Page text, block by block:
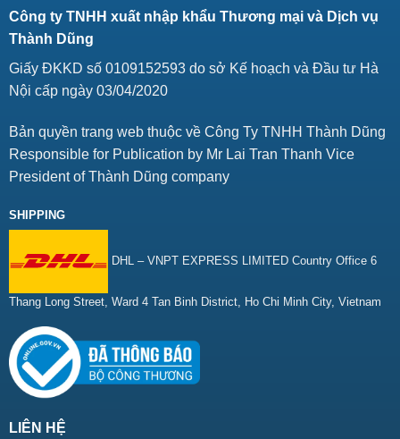
Công ty TNHH xuất nhập khẩu Thương mại và Dịch vụ
Thành Dũng
Giấy ĐKKD số 0109152593 do sở Kế hoạch và Đầu tư Hà
Nội cấp ngày 03/04/2020
Bản quyền trang web thuộc về Công Ty TNHH Thành Dũng
Responsible for Publication by Mr Lai Tran Thanh Vice
President of Thành Dũng company
SHIPPING
DHL – VNPT EXPRESS LIMITED Country Office 6
Thang Long Street, Ward 4 Tan Binh District, Ho Chi Minh City, Vietnam
LIÊN HỆ